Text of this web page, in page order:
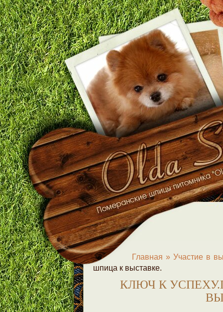
Главная » Участие в
шпица к выставке.
КЛЮЧ К